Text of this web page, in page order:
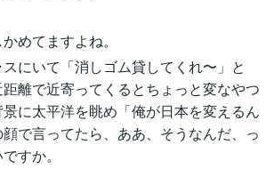
めてますよね。
にいて「消しゴム貸してくれ〜」と
離で近寄ってくるとちょっと変なやつ
に太平洋を眺め「俺が日本を変えるん
で言ってたら、ああ、そうなんだ、っ
すか。